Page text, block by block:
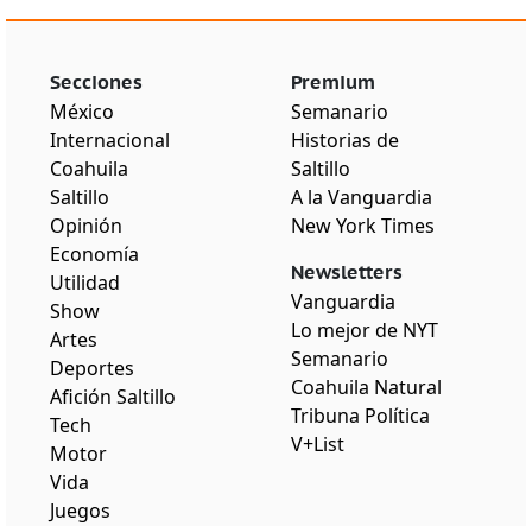
Secciones
México
Internacional
Coahuila
Saltillo
Opinión
Economía
Utilidad
Show
Artes
Deportes
Afición Saltillo
Tech
Motor
Vida
Juegos
Premium
Semanario
Historias de
Saltillo
A la Vanguardia
New York Times
Newsletters
Vanguardia
Lo mejor de NYT
Semanario
Coahuila Natural
Tribuna Política
V+List